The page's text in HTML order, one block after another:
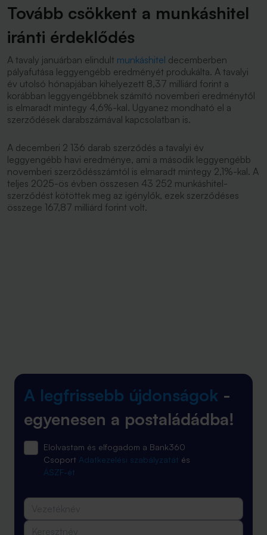
Tovább csökkent a munkáshitel
iránti érdeklődés
A tavaly januárban elindult munkáshitel decemberben
pályafutása leggyengébb eredményét produkálta. A tavalyi
év utolsó hónapjában kihelyezett 8,37 milliárd forint a
korábban leggyengébbnek számító novemberi eredménytől
is elmaradt mintegy 4,6%-kal. Ugyanez mondható el a
szerződések darabszámával kapcsolatban is.
A decemberi 2 136 darab szerződés a tavalyi év
leggyengébb havi eredménye, ami a második leggyengébb
novemberi szerződésszámtól is elmaradt mintegy 2,1%-kal. A
teljes 2025-ös évben összesen 43 252 munkáshitel-
szerződést kötöttek meg az igénylők, ezek szerződéses
összege 167,87 milliárd forint volt.
A legfrissebb újdonságok -
egyenesen a postaládádba!
Elolvastam és elfogadom a Bank360
Csoport Adatkezelési szabályzatát és
ÁSZF-ét